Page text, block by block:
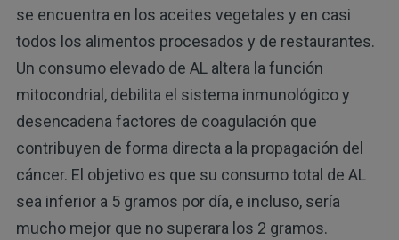
se encuentra en los aceites vegetales y en casi
todos los alimentos procesados y de restaurantes.
Un consumo elevado de AL altera la función
mitocondrial, debilita el sistema inmunológico y
desencadena factores de coagulación que
contribuyen de forma directa a la propagación del
cáncer. El objetivo es que su consumo total de AL
sea inferior a 5 gramos por día, e incluso, sería
mucho mejor que no superara los 2 gramos.